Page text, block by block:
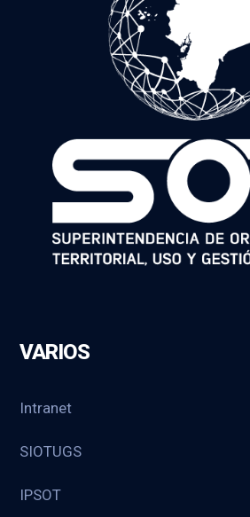
VARIOS
Intranet
SIOTUGS
IPSOT